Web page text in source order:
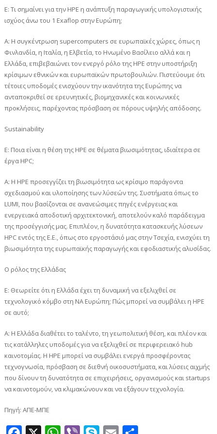
Ε: Τι σημαίνει για την HPE η ανάπτυξη παραγωγικής υπολογιστικής
ισχύος άνω του 1 Exaflop στην Ευρώπη;
A: Η συγκέντρωση supercomputers σε ευρωπαϊκές χώρες, όπως η
Φινλανδία, η Ιταλία, η Ελβετία, το Ηνωμένο Βασίλειο αλλά και η
Ελλάδα, επιβεβαιώνει τον ενεργό ρόλο της HPE στην υποστήριξη
κρίσιμων εθνικών και ευρωπαϊκών πρωτοβουλιών. Πιστεύουμε ότι
τέτοιες υποδομές ενισχύουν την ικανότητα της Ευρώπης να
ανταποκριθεί σε ερευνητικές, βιομηχανικές και κοινωνικές
προκλήσεις, παρέχοντας πρόσβαση σε πόρους υψηλής απόδοσης.
Sustainability
Ε: Ποια είναι η θέση της HPE σε θέματα βιωσιμότητας, ιδιαίτερα σε
έργα HPC;
A: Η HPE προσεγγίζει τη βιωσιμότητα ως κρίσιμο παράγοντα
σχεδιασμού και υλοποίησης των λύσεών της. Συστήματα όπως το
LUMI, που βασίζονται σε ανανεώσιμες πηγές ενέργειας και
ενεργειακά αποδοτική αρχιτεκτονική, αποτελούν καλό παράδειγμα
της προσέγγισής μας. Επιπλέον, η δυνατότητα κατασκευής λύσεων
HPC εντός της Ε.Ε., όπως στο εργοστάσιό μας στην Τσεχία, ενισχύει τη
βιωσιμότητα της ευρωπαϊκής παραγωγής και εφοδιαστικής αλυσίδας.
Ο ρόλος της Ελλάδας
Ε: Θεωρείτε ότι η Ελλάδα έχει τη δυναμική να εξελιχθεί σε
τεχνολογικό κόμβο στη ΝΑ Ευρώπη; Πώς μπορεί να συμβάλει η HPE
σε αυτό;
A: Η Ελλάδα διαθέτει το ταλέντο, τη γεωπολιτική θέση, και πλέον και
τις κατάλληλες υποδομές για να εξελιχθεί σε περιφερειακό hub
καινοτομίας. Η HPE μπορεί να συμβάλει ενεργά προσφέροντας
τεχνογνωσία, πρόσβαση σε διεθνή οικοσυστήματα, και λύσεις αιχμής
που δίνουν τη δυνατότητα σε επιχειρήσεις, οργανισμούς και startups
να καινοτομούν, να κλιμακώνουν και να εξάγουν τεχνολογία.
Πηγή: ΑΠΕ-ΜΠΕ